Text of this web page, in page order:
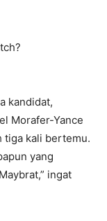
kandidat,
Morafer-Yance
tiga kali bertemu.
yang
ingat